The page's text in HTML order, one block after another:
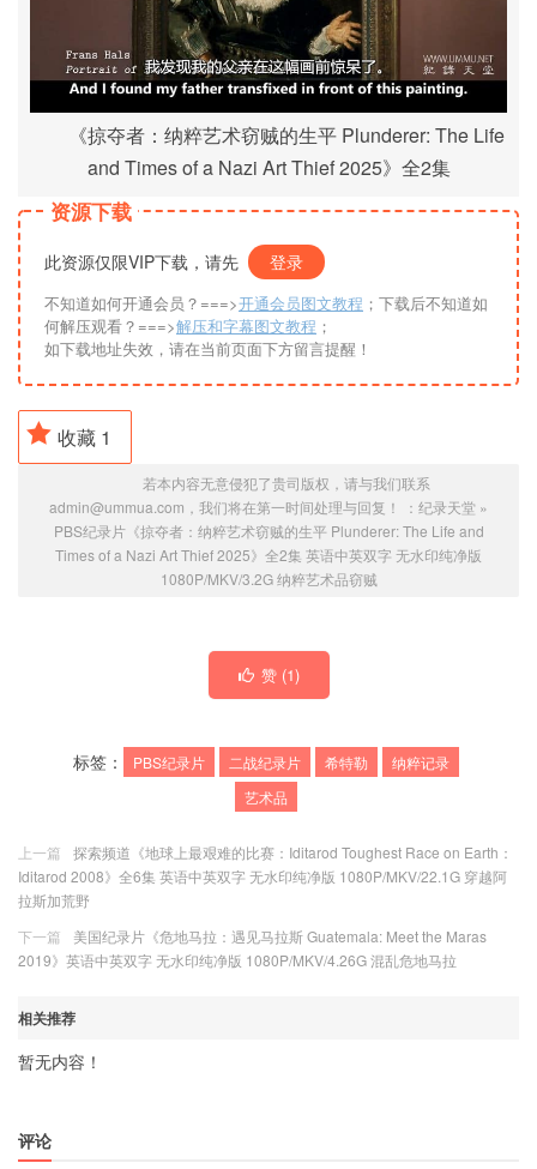
《掠夺者：纳粹艺术窃贼的生平 Plunderer: The Life
and Times of a Nazi Art Thief 2025》全2集
资源下载
此资源仅限VIP下载，请先 登录
不知道如何开通会员？===>开通会员图文教程 ；下载后不知道如
何解压观看？===>解压和字幕图文教程 ；
如下载地址失效，请在当前页面下方留言提醒！
收藏 1
若本内容无意侵犯了贵司版权，请与我们联系
admin@ummua.com，我们将在第一时间处理与回复！ ： 纪录天堂 »
PBS纪录片《掠夺者：纳粹艺术窃贼的生平 Plunderer: The Life and
Times of a Nazi Art Thief 2025》全2集 英语中英双字 无水印纯净版
1080P/MKV/3.2G 纳粹艺术品窃贼
赞 (1)
标签： PBS纪录片 二战纪录片 希特勒
纳粹记录
艺术品
上一篇
探索频道《地球上最艰难的比赛：Iditarod Toughest Race on Earth：
Iditarod 2008》全6集 英语中英双字 无水印纯净版 1080P/MKV/22.1G 穿越阿
拉斯加荒野
下一篇
美国纪录片《危地马拉：遇见马拉斯 Guatemala: Meet the Maras
2019》英语中英双字 无水印纯净版 1080P/MKV/4.26G 混乱危地马拉
相关推荐
暂无内容！
评论